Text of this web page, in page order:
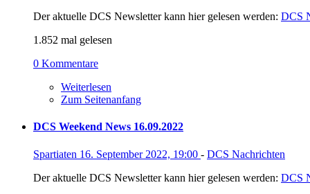
Der aktuelle DCS Newsletter kann hier gelesen werden: DCS
1.852 mal gelesen
0 Kommentare
Weiterlesen
Zum Seitenanfang
DCS Weekend News 16.09.2022
Spartiaten 16. September 2022, 19:00 - DCS Nachrichten
Der aktuelle DCS Newsletter kann hier gelesen werden: DCS